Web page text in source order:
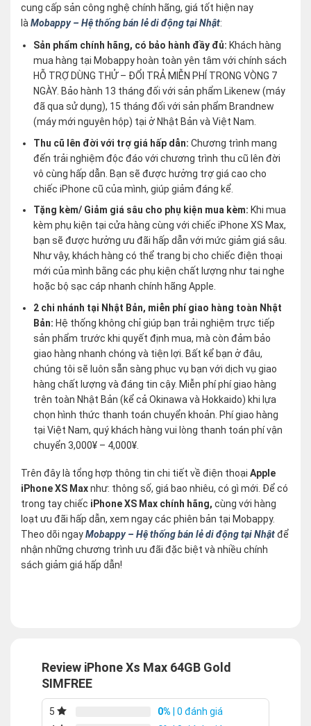
cung cấp sản công nghệ chính hãng, giá tốt hiện nay
làMobappy – Hệ thống bán lẻ di động tại Nhật:
Sản phẩm chính hãng, có bảo hành đầy đủ: Khách hàng
mua hàng tại Mobappy hoàn toàn yên tâm với chính sách
HỖ TRỢ DÙNG THỬ – ĐỔI TRẢ MIỄN PHÍ TRONG VÒNG 7
NGÀY. Bảo hành 13 tháng đối với sản phẩm Likenew (máy
đã qua sử dụng), 15 tháng đối với sản phẩm Brandnew
(máy mới nguyên hộp) tại ở Nhật Bản và Việt Nam.
Thu cũ lên đời với trợ giá hấp dẫn:Chương trình mang
đến trải nghiệm độc đáo với chương trình thu cũ lên đời
vô cùng hấp dẫn. Bạn sẽ được hưởng trợ giá cao cho
chiếc iPhone cũ của mình, giúp giảm đáng kể.
Tặng kèm/ Giảm giá sâu cho phụ kiện mua kèm: Khi mua
kèm phụ kiện tại cửa hàng cùng với chiếc iPhone XS Max,
bạn sẽ được hưởng ưu đãi hấp dẫn với mức giảm giá sâu.
Như vậy, khách hàng có thể trang bị cho chiếc điện thoại
mới của mình bằng các phụ kiện chất lượng như tai nghe
hoặc bộ sạc cáp nhanh chính hãng Apple.
2 chi nhánh tại Nhật Bản, miễn phí giao hàng toàn Nhật
Bản: Hệ thống không chỉ giúp bạn trải nghiệm trực tiếp
sản phẩm trước khi quyết định mua, mà còn đảm bảo
giao hàng nhanh chóng và tiện lợi. Bất kể bạn ở đâu,
chúng tôi sẽ luôn sẵn sàng phục vụ bạn với dịch vụ giao
hàng chất lượng và đáng tin cậy. Miễn phí phí giao hàng
trên toàn Nhật Bản (kể cả Okinawa và Hokkaido) khi lựa
chọn hình thức thanh toán chuyển khoản. Phí giao hàng
tại Việt Nam, quý khách hàng vui lòng thanh toán phí vận
chuyển 3,000¥ – 4,000¥.
Trên đây là tổng hợp thông tin chi tiết về điện thoại Apple
iPhone XS Maxnhư: thông số, giá bao nhiêu, có gì mới. Để có
trong tay chiếc iPhone XS Max chính hãng, cùng với hàng
loạt ưu đãi hấp dẫn, xem ngay các phiên bản tại Mobappy.
Theo dõi ngayMobappy – Hệ thống bán lẻ di động tại Nhậtđể
nhận những chương trình ưu đãi đặc biệt và nhiều chính
sách giảm giá hấp dẫn!
Review iPhone Xs Max 64GB Gold
SIMFREE
5 0% | 0 đánh giá